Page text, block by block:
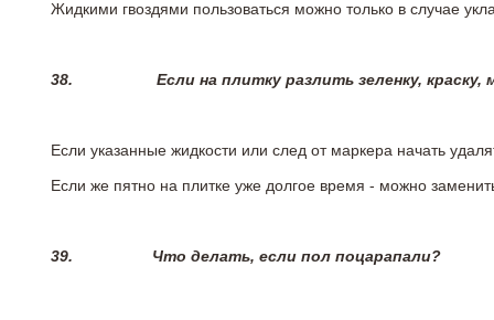
Жидкими гвоздями пользоваться можно только в случае
38. Если на плитку разлить зеленку,
Если указанные жидкости или след от маркера начать
Если же пятно на плитке уже долгое время - можно
39. Что делать, если пол поцарапали?